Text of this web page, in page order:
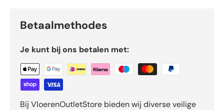
Betaalmethodes
Je kunt bij ons betalen met:
Bij VloerenOutletStore bieden wij diverse veilige